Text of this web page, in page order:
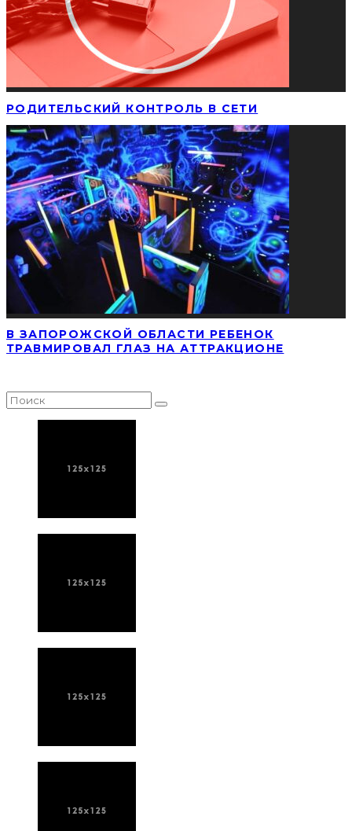
РОДИТЕЛЬСКИЙ КОНТРОЛЬ В СЕТИ
В ЗАПОРОЖСКОЙ ОБЛАСТИ РЕБЕНОК
ТРАВМИРОВАЛ ГЛАЗ НА АТТРАКЦИОНЕ